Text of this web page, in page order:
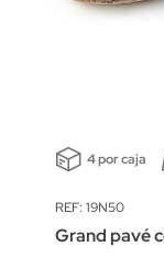
4 por caja
REF: 19N50
Grand pavé